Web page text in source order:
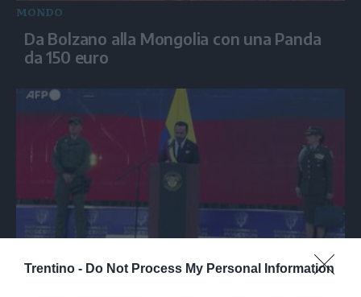
Trentino - Do Not Process My Personal Information
MONDO
Da Bolzano alla Mongolia con una Panda
da 150 euro
MONDO